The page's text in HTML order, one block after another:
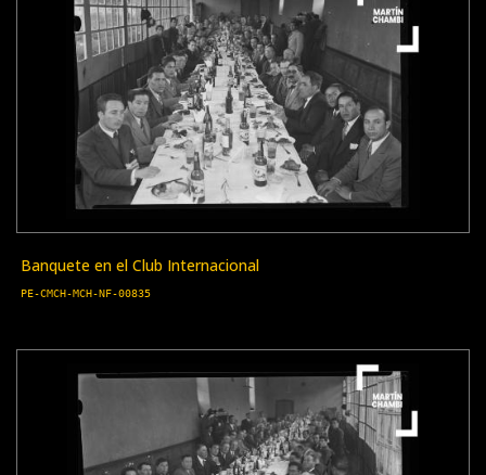
Banquete en el Club Internacional
PE-CMCH-MCH-NF-00835